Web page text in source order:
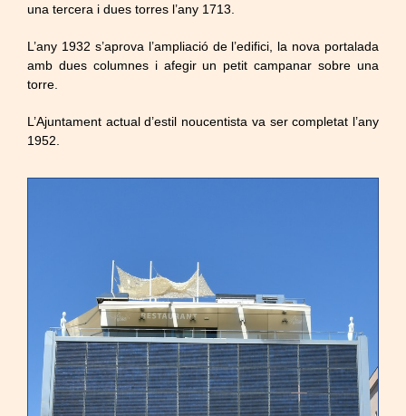
una tercera i dues torres l’any 1713.
L’any 1932 s’aprova l’ampliació de l’edifici, la nova portalada
amb dues columnes i afegir un petit campanar sobre una
torre.
L’Ajuntament actual d’estil noucentista va ser completat l’any
1952.